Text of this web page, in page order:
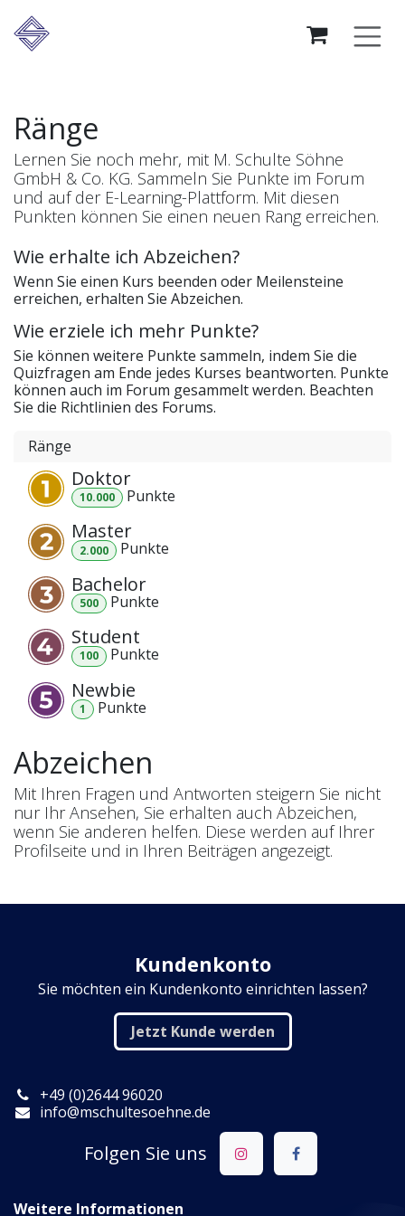
Ränge
Lernen Sie noch mehr, mit M. Schulte Söhne
GmbH & Co. KG. Sammeln Sie Punkte im Forum
und auf der E-Learning-Plattform. Mit diesen
Punkten können Sie einen neuen Rang erreichen.
Wie erhalte ich Abzeichen?
Wenn Sie einen Kurs beenden oder Meilensteine
erreichen, erhalten Sie Abzeichen.
Wie erziele ich mehr Punkte?
Sie können weitere Punkte sammeln, indem Sie die
Quizfragen am Ende jedes Kurses beantworten. Punkte
können auch im Forum gesammelt werden. Beachten
Sie die Richtlinien des Forums.
Ränge
Doktor
10.000 Punkte
Master
2.000 Punkte
Bachelor
500 Punkte
Student
100 Punkte
Newbie
1 Punkte
Abzeichen
Mit Ihren Fragen und Antworten steigern Sie nicht
nur Ihr Ansehen, Sie erhalten auch Abzeichen,
wenn Sie anderen helfen. Diese werden auf Ihrer
Profilseite und in Ihren Beiträgen angezeigt.
Kundenkonto
Sie möchten ein Kundenkonto einrichten lassen?
Jetzt Kunde werden
+49 (​0)2644 96020
info@mschultesoehne.de
Folgen Sie uns
Weitere Informationen